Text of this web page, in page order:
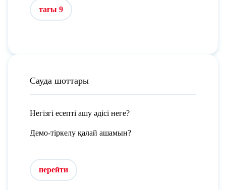
тағы 9
Сауда шоттары
Негізгі есепті ашу әдісі неге?
Демо-тіркелу қалай ашамын?
перейти